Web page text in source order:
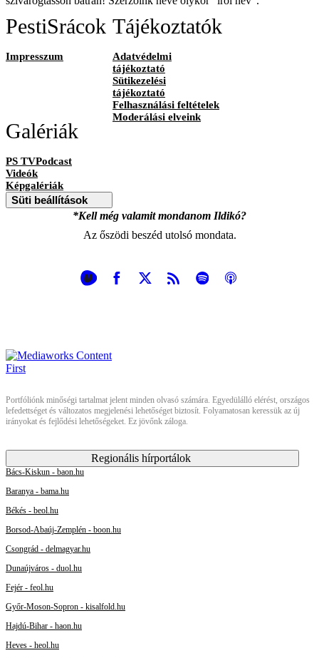
PestiSrácok
Impresszum
Tájékoztatók
Adatvédelmi
tájékoztató
Sütikezelési
tájékoztató
Felhasználási feltételek
Moderálási elveink
Galériák
PS TVPodcast
Videók
Képgalériák
Süti beállítások
*Kell még valamit mondanom Ildikó?
Az őszödi beszéd utolsó mondata.
Portfóliónk minőségi tartalmat jelent minden olvasó számára. Egyedülálló elérést, országos
lefedettséget és változatos megjelenési lehetőséget biztosít. Folyamatosan keressük az új
irányokat és fejlődési lehetőségeket. Ez jövőnk záloga.
Regionális hírportálok
Bács-Kiskun - baon.hu
Baranya - bama.hu
Békés - beol.hu
Borsod-Abaúj-Zemplén - boon.hu
Csongrád - delmagyar.hu
Dunaújváros - duol.hu
Fejér - feol.hu
Győr-Moson-Sopron - kisalfold.hu
Hajdú-Bihar - haon.hu
Heves - heol.hu